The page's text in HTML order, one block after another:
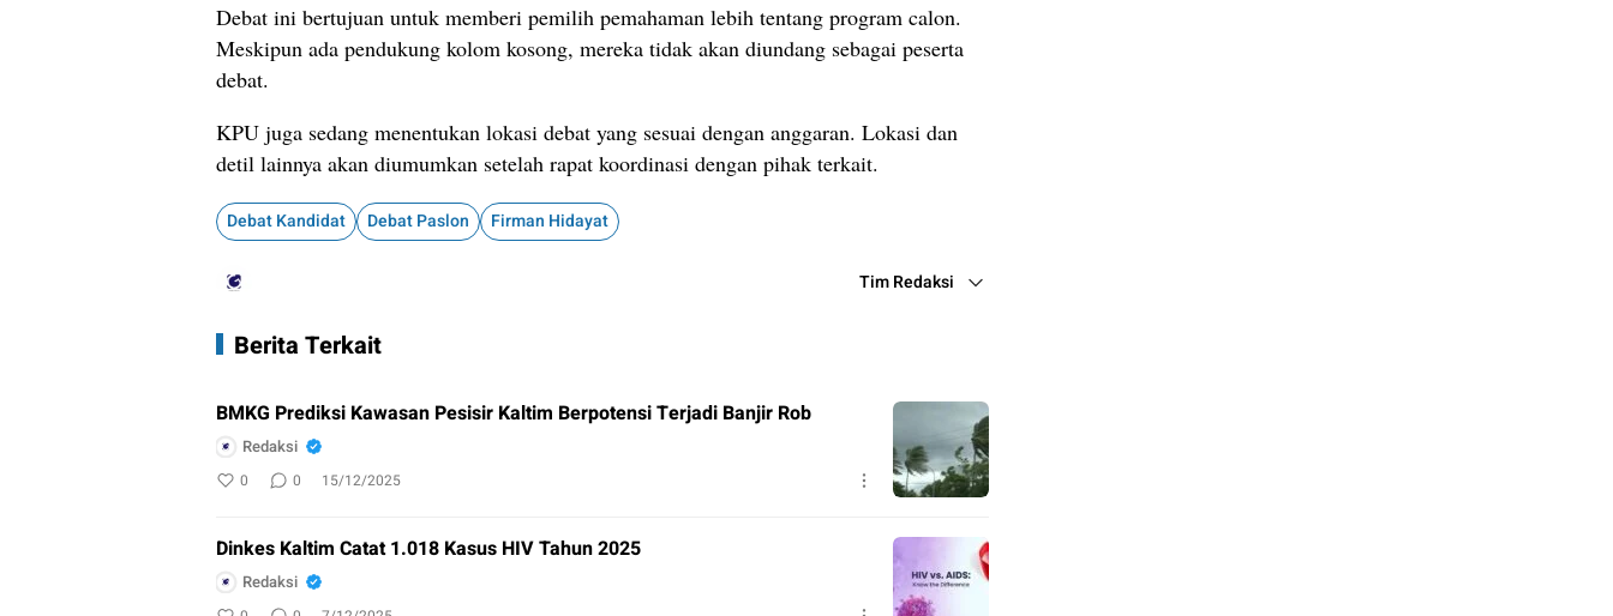
Debat ini bertujuan untuk memberi pemilih pemahaman lebih tentang program calon.
Meskipun ada pendukung kolom kosong, mereka tidak akan diundang sebagai peserta
debat.
KPU juga sedang menentukan lokasi debat yang sesuai dengan anggaran. Lokasi dan
detil lainnya akan diumumkan setelah rapat koordinasi dengan pihak terkait.
Debat Kandidat Debat Paslon Firman Hidayat
Tim Redaksi
Berita Terkait
BMKG Prediksi Kawasan Pesisir Kaltim Berpotensi Terjadi Banjir Rob
Redaksi
0 0 15/12/2025
Dinkes Kaltim Catat 1.018 Kasus HIV Tahun 2025
Redaksi